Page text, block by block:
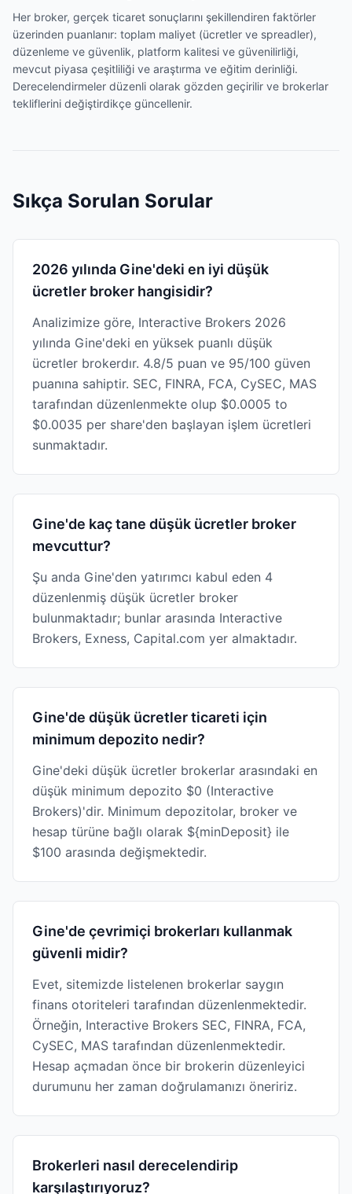
Her broker, gerçek ticaret sonuçlarını şekillendiren faktörler
üzerinden puanlanır: toplam maliyet (ücretler ve spreadler),
düzenleme ve güvenlik, platform kalitesi ve güvenilirliği,
mevcut piyasa çeşitliliği ve araştırma ve eğitim derinliği.
Derecelendirmeler düzenli olarak gözden geçirilir ve brokerlar
tekliflerini değiştirdikçe güncellenir.
Sıkça Sorulan Sorular
2026 yılında Gine'deki en iyi düşük
ücretler broker hangisidir?
Analizimize göre, Interactive Brokers 2026
yılında Gine'deki en yüksek puanlı düşük
ücretler brokerdır. 4.8/5 puan ve 95/100 güven
puanına sahiptir. SEC, FINRA, FCA, CySEC, MAS
tarafından düzenlenmekte olup $0.0005 to
$0.0035 per share'den başlayan işlem ücretleri
sunmaktadır.
Gine'de kaç tane düşük ücretler broker
mevcuttur?
Şu anda Gine'den yatırımcı kabul eden 4
düzenlenmiş düşük ücretler broker
bulunmaktadır; bunlar arasında Interactive
Brokers, Exness, Capital.com yer almaktadır.
Gine'de düşük ücretler ticareti için
minimum depozito nedir?
Gine'deki düşük ücretler brokerlar arasındaki en
düşük minimum depozito $0 (Interactive
Brokers)'dir. Minimum depozitolar, broker ve
hesap türüne bağlı olarak ${minDeposit} ile
$100 arasında değişmektedir.
Gine'de çevrimiçi brokerları kullanmak
güvenli midir?
Evet, sitemizde listelenen brokerlar saygın
finans otoriteleri tarafından düzenlenmektedir.
Örneğin, Interactive Brokers SEC, FINRA, FCA,
CySEC, MAS tarafından düzenlenmektedir.
Hesap açmadan önce bir brokerin düzenleyici
durumunu her zaman doğrulamanızı öneririz.
Brokerleri nasıl derecelendirip
karşılaştırıyoruz?